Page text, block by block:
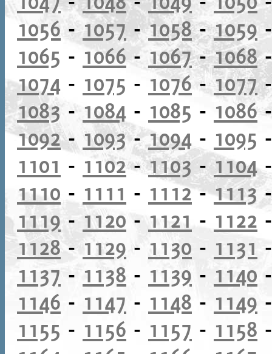
1056 -1057 -1058-1059
1065 - 1066-1067-1068
1074 - 1075 - 1076-1077
1083- 1084 - 1085 - 1086
1092- 1093-1094 - 1095
1101 - 1102-1103- 1104
1110 - 1111 - 1112-1113
1119 - 1120 - 1121 - 1122
1128- 1129 - 1130 - 1131
1137 - 1138 - 1139 - 1140
1146 - 1147 - 1148 - 1149
1155 - 1156 - 1157 - 1158